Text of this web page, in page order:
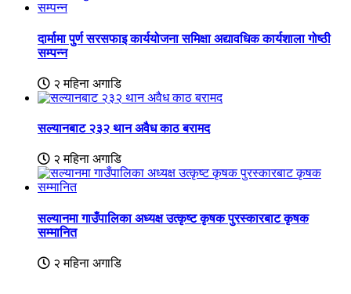
दार्मामा पुर्ण सरसफाइ कार्ययोजना समिक्षा अद्यावधिक कार्यशाला गोष्ठी
सम्पन्न
२ महिना अगाडि
सल्यानबाट २३२ थान अवैध काठ बरामद
२ महिना अगाडि
सल्यानमा गाउँपालिका अध्यक्ष उत्कृष्ट कृषक पुरस्कारबाट कृषक
सम्मानित
२ महिना अगाडि